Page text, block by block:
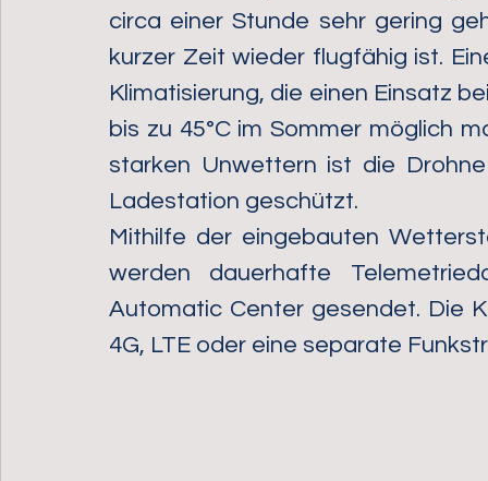
circa einer Stunde sehr gering
kurzer Zeit wieder flugfähig ist.
Klimatisierung, die einen Einsatz
bis zu 45°C im Sommer möglich
starken Unwettern ist die
Ladestation geschützt.
Mithilfe der eingebauten
werden dauerhafte
Automatic Center gesendet. Die
4G, LTE oder eine separate